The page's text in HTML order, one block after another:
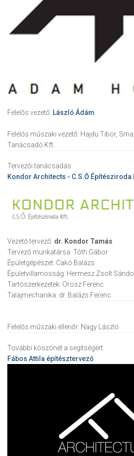
Felelős vezető: László Ádám
Felelős műszaki vezető: Hajdu Tibor,
Tanácsadó Kft.
Tervezői tanácsadás:
Kondor Architects - C.S.Ő Építésziroda
Vezető tervező: dr. Kondor Tamás
Tervező munkatársa: Tóth Gábor
Épületgépészet: Cakó Balázs
Épületvillamosság: Hermesz Zsolt
Tartószerkezetek: Orosz Ferenc
Talajmechanika: dr. Balázs Ferenc
Felelős műszaki ellenőr: Nagy László
További köszönet a segítségért:
Fábos Attila építésztervező